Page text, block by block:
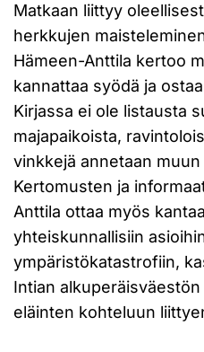
Matkaan liittyy
herkkujen
Hämeen-Anttila kertoo
kannattaa syödä ja
Kirjassa ei ole listausta
majapaikoista,
vinkkejä annetaan
Kertomusten ja
Anttila ottaa myös
yhteiskunnallisiin
ympäristökatastrofiin,
Intian
eläinten kohteluun